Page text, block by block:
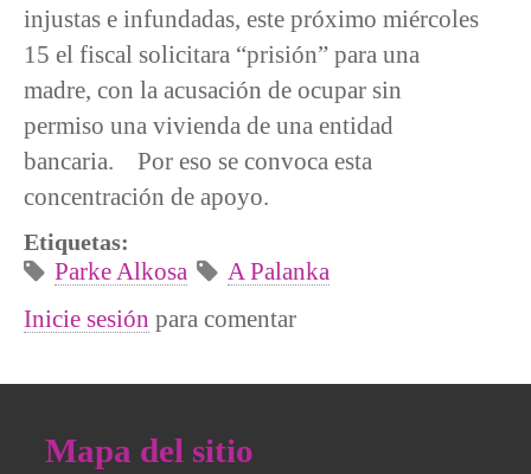
injustas e infundadas, este próximo miércoles
15 el fiscal solicitara “prisión” para una
madre, con la acusación de ocupar sin
permiso una vivienda de una entidad
bancaria. Por eso se convoca esta
concentración de apoyo.
Etiquetas:
Parke Alkosa
A Palanka
Inicie sesión para comentar
Mapa del sitio